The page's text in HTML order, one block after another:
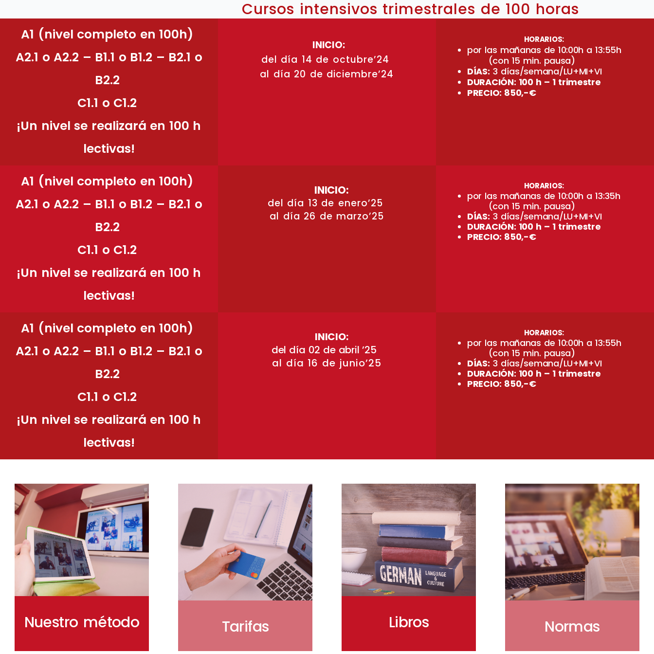
Cursos intensivos trimestrales de 100 horas
A1 (nivel completo en 100h)
A2.1 o A2.2 – B1.1 o B1.2 – B2.1 o
B2.2
C1.1 o C1.2
¡Un nivel se realizará en 100 h
lectivas!
INICIO:
del día 14 de octubre’24
al día 20 de diciembre’24
HORARIOS:
por las mañanas de 10:00h a 13:55h
(con 15 min. pausa)
DÍAS: 3 días/semana/LU+MI+VI
DURACIÓN: 100 h – 1 trimestre
PRECIO: 850,-€
A1 (nivel completo en 100h)
A2.1 o A2.2 – B1.1 o B1.2 – B2.1 o
B2.2
C1.1 o C1.2
¡Un nivel se realizará en 100 h
lectivas!
INICIO:
del día 13 de enero’25
al día 26 de marzo’25
HORARIOS:
por las mañanas de 10:00h a 13:35h
(con 15 min. pausa)
DÍAS: 3 días/semana/LU+MI+VI
DURACIÓN: 100 h – 1 trimestre
PRECIO: 850,-€
A1 (nivel completo en 100h)
A2.1 o A2.2 – B1.1 o B1.2 – B2.1 o
B2.2
C1.1 o C1.2
¡Un nivel se realizará en 100 h
lectivas!
INICIO:
del día 02 de abril ’25
al día 16 de junio’25
HORARIOS:
por las mañanas de 10:00h a 13:55h
(con 15 min. pausa)
DÍAS: 3 días/semana/LU+MI+VI
DURACIÓN: 100 h – 1 trimestre
PRECIO: 850,-€
Nuestro método Tarifas Libros Normas